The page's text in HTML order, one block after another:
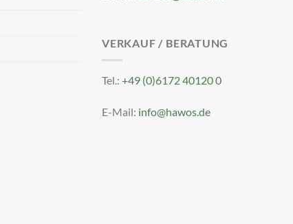
VERKAUF / BERATUNG
Tel.: +49 (0)6172 40120 0
E-Mail: info@hawos.de